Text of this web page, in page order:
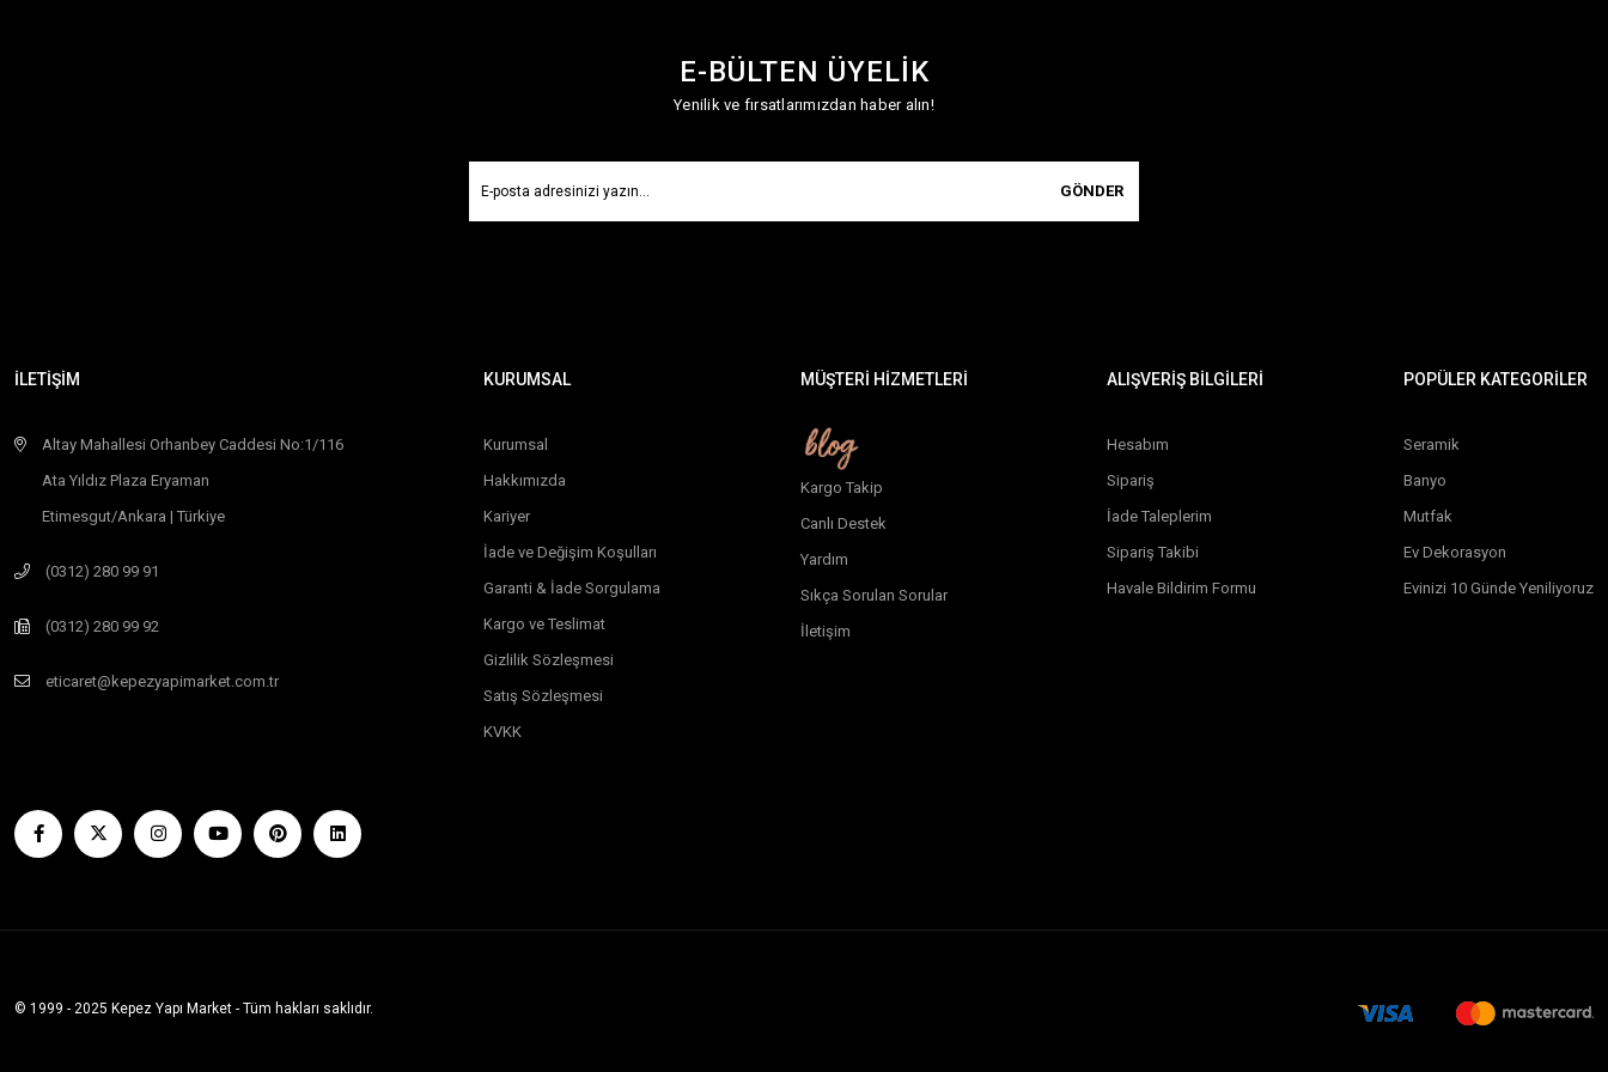
E-BÜLTEN ÜYELİK
Yenilik ve fırsatlarımızdan haber alın!
GÖNDER
İLETİŞİM
Altay Mahallesi Orhanbey Caddesi No:1/116
Ata Yıldız Plaza Eryaman
Etimesgut/Ankara | Türkiye
(0312) 280 99 91
(0312) 280 99 92
eticaret@kepezyapimarket.com.tr
KURUMSAL
Kurumsal
Hakkımızda
Kariyer
İade ve Değişim Koşulları
Garanti & İade Sorgulama
Kargo ve Teslimat
Gizlilik Sözleşmesi
Satış Sözleşmesi
KVKK
MÜŞTERİ HİZMETLERİ
Kargo Takip
Canlı Destek
Yardım
Sıkça Sorulan Sorular
İletişim
ALIŞVERİŞ BİLGİLERİ
Hesabım
Sipariş
İade Taleplerim
Sipariş Takibi
Havale Bildirim Formu
POPÜLER KATEGORİLER
Seramik
Banyo
Mutfak
Ev Dekorasyon
Evinizi 10 Günde Yeniliyoruz
© 1999 - 2025 Kepez Yapı Market - Tüm hakları saklıdır.